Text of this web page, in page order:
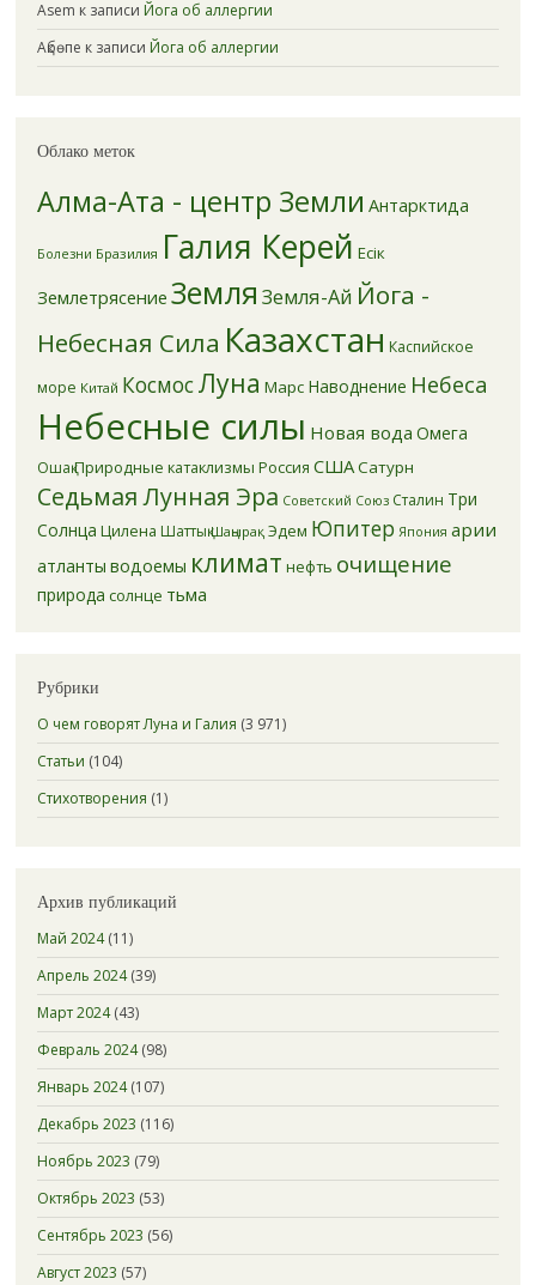
Asem к записи Йога об аллергии
Ақбөпе к записи Йога об аллергии
Облако меток
Алма-Ата - центр Земли Антарктида
Болезни Бразилия Галия Керей Есік
Землетрясение Земля Земля-Ай Йога -
Небесная Сила Казахстан Каспийское
море Китай КосмосЛуна Марс Наводнение Небеса
Небесные силы Новая вода Омега
Ошақ Природные катаклизмы Россия СШАСатурн
Седьмая Лунная Эра Советский Союз Сталин Три
Солнца Цилена Шаттық Шаңырақ Эдем Юпитер Япония арии
атланты водоемы климат нефть очищение
природа солнце тьма
Рубрики
О чем говорят Луна и Галия (3 971)
Статьи (104)
Стихотворения (1)
Архив публикаций
Май 2024(11)
Апрель 2024(39)
Март 2024(43)
Февраль 2024(98)
Январь 2024(107)
Декабрь 2023 (116)
Ноябрь 2023 (79)
Октябрь 2023 (53)
Сентябрь 2023 (56)
Август 2023 (57)